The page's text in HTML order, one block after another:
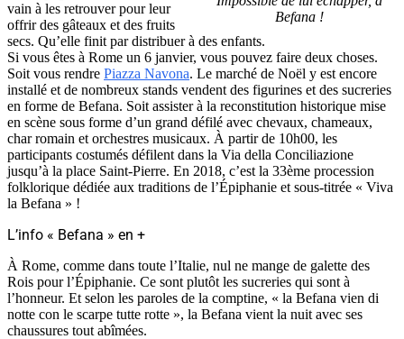
Befana !
vain à les retrouver pour leur
offrir des gâteaux et des fruits
secs. Qu’elle finit par distribuer à des enfants.
Si vous êtes à Rome un 6 janvier, vous pouvez faire deux choses.
Soit vous rendre Piazza Navona. Le marché de Noël y est encore
installé et de nombreux stands vendent des figurines et des sucreries
en forme de Befana. Soit assister à la reconstitution historique mise
en scène sous forme d’un grand défilé avec chevaux, chameaux,
char romain et orchestres musicaux. À partir de 10h00, les
participants costumés défilent dans la Via della Conciliazione
jusqu’à la place Saint-Pierre. En 2018, c’est la 33ème procession
folklorique dédiée aux traditions de l’Épiphanie et sous-titrée « Viva
la Befana » !
L’info « Befana » en +
À Rome, comme dans toute l’Italie, nul ne mange de galette des
Rois pour l’Épiphanie. Ce sont plutôt les sucreries qui sont à
l’honneur. Et selon les paroles de la comptine, « la Befana vien di
notte con le scarpe tutte rotte », la Befana vient la nuit avec ses
chaussures tout abîmées.